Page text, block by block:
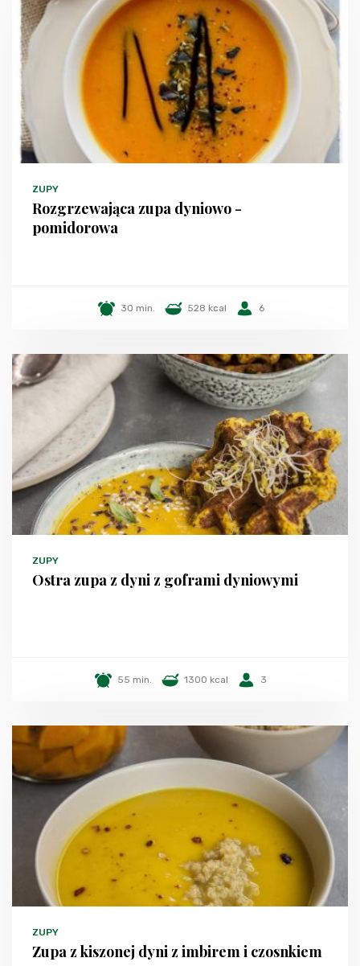
ZUPY
Rozgrzewająca zupa dyniowo -
pomidorowa
30 min. 528 kcal 6
ZUPY
Ostra zupa z dyni z goframi dyniowymi
55 min. 1300 kcal 3
ZUPY
Zupa z kiszonej dyni z imbirem i czosnkiem